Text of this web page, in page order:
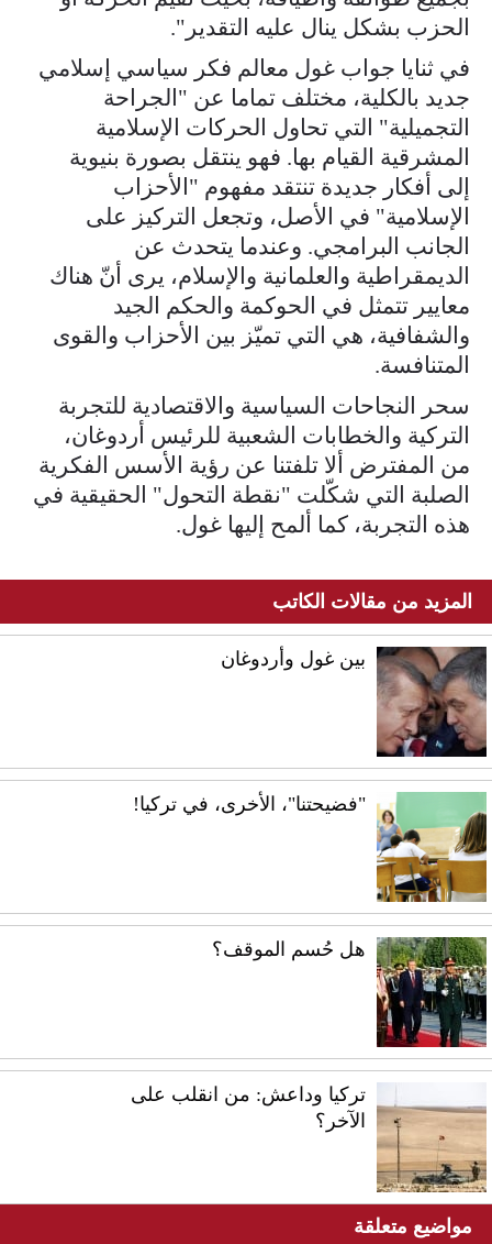
الحزب بشكل ينال عليه التقدير".
في ثنايا جواب غول معالم فكر سياسي إسلامي
جديد بالكلية، مختلف تماما عن "الجراحة
التجميلية" التي تحاول الحركات الإسلامية
المشرقية القيام بها. فهو ينتقل بصورة بنيوية
إلى أفكار جديدة تنتقد مفهوم "الأحزاب
الإسلامية" في الأصل، وتجعل التركيز على
الجانب البرامجي. وعندما يتحدث عن
الديمقراطية والعلمانية والإسلام، يرى أنّ هناك
معايير تتمثل في الحوكمة والحكم الجيد
والشفافية، هي التي تميّز بين الأحزاب والقوى
المتنافسة.
سحر النجاحات السياسية والاقتصادية للتجربة
التركية والخطابات الشعبية للرئيس أردوغان،
من المفترض ألا تلفتنا عن رؤية الأسس الفكرية
الصلبة التي شكّلت "نقطة التحول" الحقيقية في
هذه التجربة، كما ألمح إليها غول.
المزيد من مقالات الكاتب
بين غول وأردوغان
"فضيحتنا"، الأخرى، في تركيا!
هل حُسم الموقف؟
تركيا وداعش: من انقلب على
الآخر؟
مواضيع متعلقة